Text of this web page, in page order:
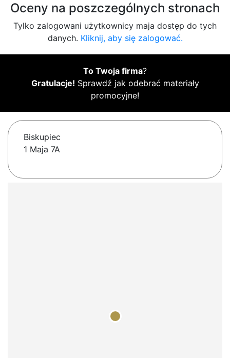
Oceny na poszczególnych stronach
Tylko zalogowani użytkownicy maja dostęp do tych
danych. Kliknij, aby się zalogować.
To Twoja firma?
Gratulacje! Sprawdź jak odebrać materiały
promocyjne!
Biskupiec
1 Maja 7A